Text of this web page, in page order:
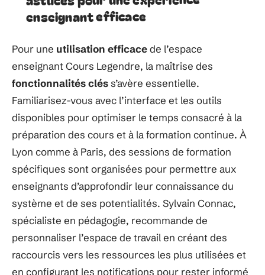
enseignant efficace
Pour une utilisation efficacede l’espace
enseignant Cours Legendre, la maîtrise des
fonctionnalités cléss’avère essentielle.
Familiarisez-vous avec l’interface et les outils
disponibles pour optimiser le temps consacré à la
préparation des cours et à la formation continue. À
Lyon comme à Paris, des sessions de formation
spécifiques sont organisées pour permettre aux
enseignants d’approfondir leur connaissance du
système et de ses potentialités. Sylvain Connac,
spécialiste en pédagogie, recommande de
personnaliser l’espace de travail en créant des
raccourcis vers les ressources les plus utilisées et
en configurant les notifications pour rester informé